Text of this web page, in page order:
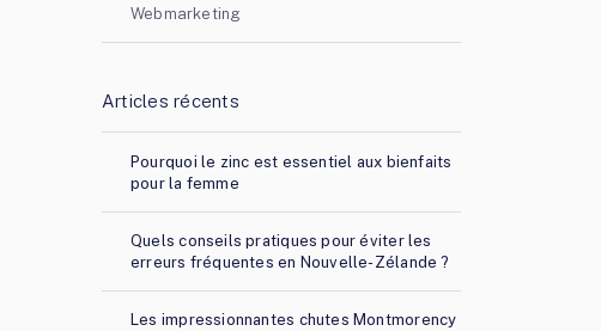
Webmarketing
Articles récents
Pourquoi le zinc est essentiel aux bienfaits
pour la femme
Quels conseils pratiques pour éviter les
erreurs fréquentes en Nouvelle-Zélande ?
Les impressionnantes chutes Montmorency